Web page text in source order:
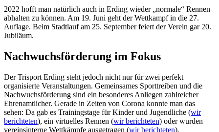
2022 hofft man natürlich auch in Erding wieder „normale“ Rennen
abhalten zu können. Am 19. Juni geht der Wettkampf in die 27.
Auflage. Beim Stadtlauf am 25. September feiert der Verein gar 20.
Jubiläum.
Nachwuchsförderung im Fokus
Der Trisport Erding steht jedoch nicht nur für zwei perfekt
organisierte Veranstaltungen. Gemeinsames Sporttreiben und die
Nachwuchsförderung sind ein besonderes Anliegen zahlreicher
Ehrenamtlicher. Gerade in Zeiten von Corona konnte man das
sehen: Da gab es Trainingstage für Kinder und Jugendliche (wir
berichteten), ein virtuelles Rennen (wir berichteten) oder wurden
vereinsinterne Wettkämpfe ausgetragen (wir berichteten).